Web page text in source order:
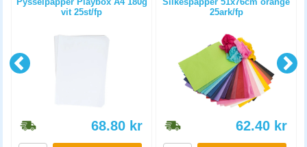
vit 25st/fp
68.80 kr
25ark/fp
62.40 kr